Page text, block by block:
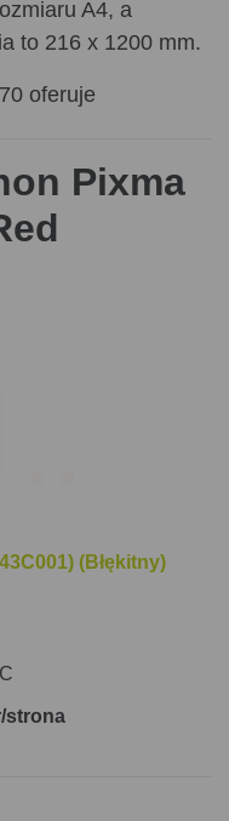
A4, a
to 216 x 1200 mm.
oferuje
1200 DPI. Jest
CIS,
posiada także
nie obsługuje
różne typy
co czyni
do różnorodnych
połączenie
Service i PIXMA
także port USB, ale
podajnika
Pixma
(Błękitny)
strona